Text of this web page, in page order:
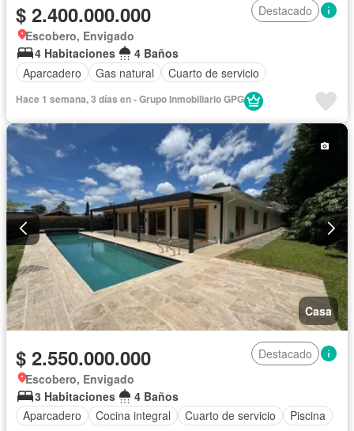
$ 2.400.000.000
Destacado
Escobero, Envigado
4 Habitaciones
4 Baños
Aparcadero
Gas natural Cuarto de servicio
Hace 1 semana, 3 días en - Grupo Inmobiliario GPG
Casa
$ 2.550.000.000
Destacado
Escobero, Envigado
3 Habitaciones
4 Baños
Aparcadero
Cocina integral Cuarto de servicio Piscina